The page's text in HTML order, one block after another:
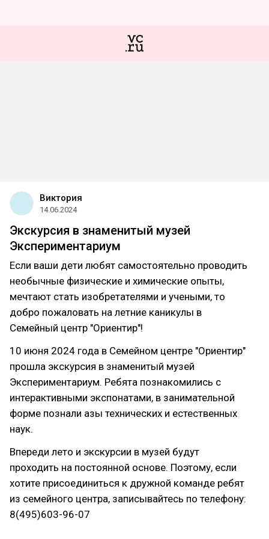
Виктория
14.06.2024
Экскурсия в знаменитый музей
Экспериментариум
Если ваши дети любят самостоятельно проводить
необычные физические и химические опыты,
мечтают стать изобретателями и учеными, то
добро пожаловать на летние каникулы в
Семейный центр "Ориентир"!
10 июня 2024 года в Семейном центре "Ориентир"
прошла экскурсия в знаменитый музей
Экспериментариум. Ребята познакомились с
интерактивными экспонатами, в занимательной
форме познали азы технических и естественных
наук.
Впереди лето и экскурсии в музей будут
проходить на постоянной основе. Поэтому, если
хотите присоединиться к дружной команде ребят
из семейного центра, записывайтесь по телефону:
8(495)603-96-07